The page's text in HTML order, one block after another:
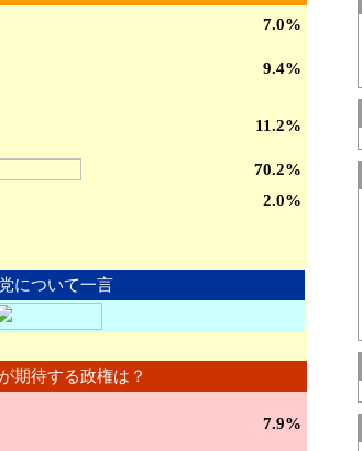
7.0%
9.4%
11.2%
70.2%
2.0%
について一言
期待する政権は？
7.9%